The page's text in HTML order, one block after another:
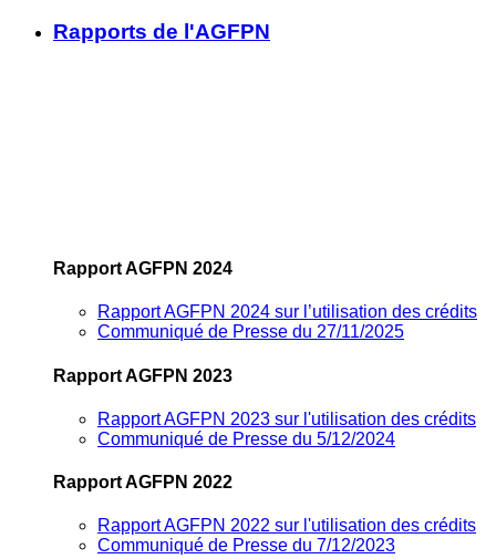
Rapports de l'AGFPN
Rapport AGFPN 2024
Rapport AGFPN 2024 sur l’utilisation des crédits
Communiqué de Presse du 27/11/2025
Rapport AGFPN 2023
Rapport AGFPN 2023 sur l'utilisation des crédits
Communiqué de Presse du 5/12/2024
Rapport AGFPN 2022
Rapport AGFPN 2022 sur l'utilisation des crédits
Communiqué de Presse du 7/12/2023